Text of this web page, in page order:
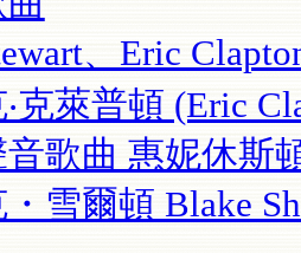
、Eric
克萊普頓 (Eric
歌曲 惠妮休斯
雪爾頓 Blake